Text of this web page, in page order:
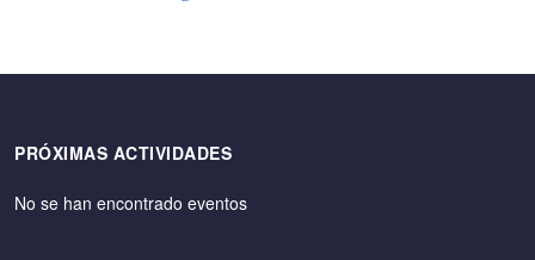
PRÓXIMAS ACTIVIDADES
No se han encontrado eventos